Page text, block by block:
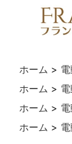
ホーム >
ホーム >
ホーム >
ホーム >